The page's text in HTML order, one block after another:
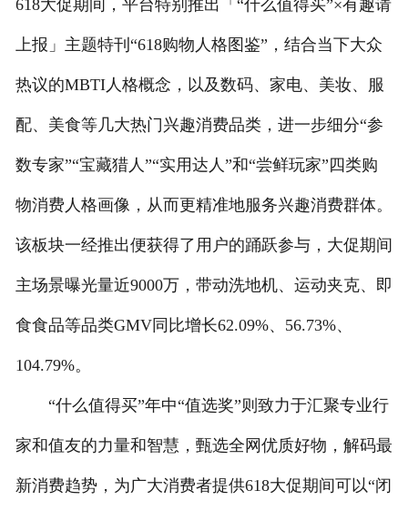
618大促期间，平台特别推出「“什么值得买”×有趣请
上报」主题特刊“618购物人格图鉴”，结合当下大众
热议的MBTI人格概念，以及数码、家电、美妆、服
配、美食等几大热门兴趣消费品类，进一步细分“参
数专家”“宝藏猎人”“实用达人”和“尝鲜玩家”四类购
物消费人格画像，从而更精准地服务兴趣消费群体。
该板块一经推出便获得了用户的踊跃参与，大促期间
主场景曝光量近9000万，带动洗地机、运动夹克、即
食食品等品类GMV同比增长62.09%、56.73%、
104.79%。
“什么值得买”年中“值选奖”则致力于汇聚专业行
家和值友的力量和智慧，甄选全网优质好物，解码最
新消费趋势，为广大消费者提供618大促期间可以“闭